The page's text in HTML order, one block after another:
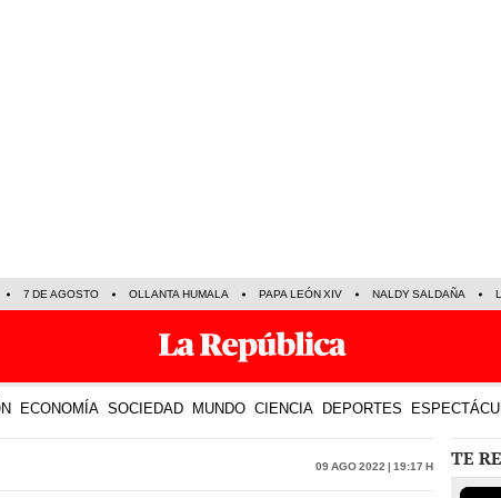
7 DE AGOSTO OLLANTA HUMALA PAPA LEÓN XIV NALDY SALDAÑA
ECONOMÍA SOCIEDAD MUNDO CIENCIA DEPORTES
09 Ago 2022 | 19:17 h TE